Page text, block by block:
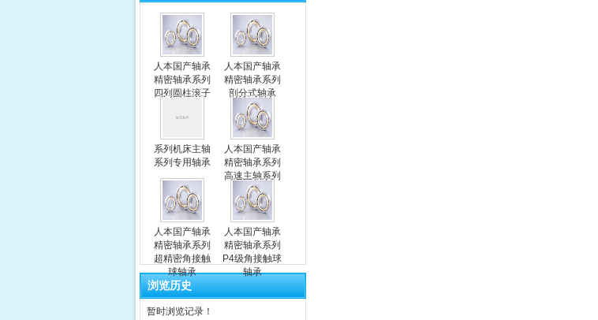
人本国产轴承
精密轴承系列
四列圆柱滚子
人本国产轴承
精密轴承系列
剖分式轴承
系列机床主轴
系列专用轴承
人本国产轴承
精密轴承系列
高速主轴系列
专用轴承
人本国产轴承
精密轴承系列
超精密角接触
球轴承
人本国产轴承
精密轴承系列
P4级角接触球
轴承
浏览历史
暂时浏览记录！